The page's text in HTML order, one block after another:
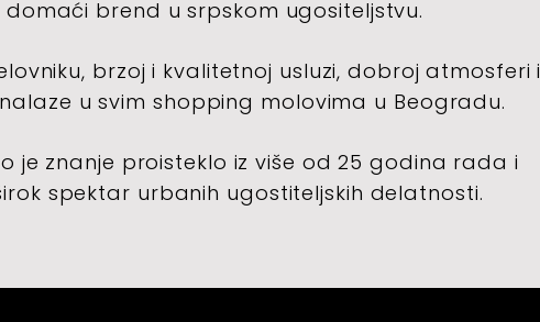
brend u srpskom ugositeljstvu.
brzoj i kvalitetnoj usluzi, dobroj atmosferi i
u svim shopping molovima u Beogradu.
je znanje proisteklo iz više od 25 godina rada i
spektar urbanih ugostiteljskih delatnosti.